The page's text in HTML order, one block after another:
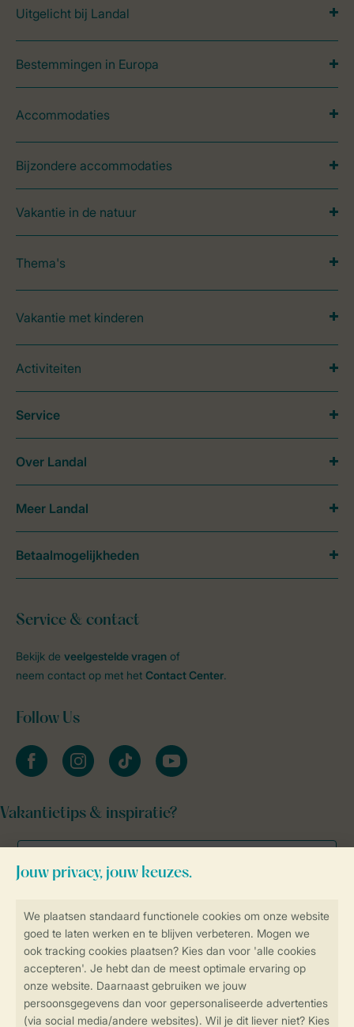
Veilig en snel online boeken
Veilige gegevensoverdracht
Veilige betaling
Uitgelicht bij Landal
Bestemmingen in Europa
Accommodaties
Bijzondere accommodaties
Vakantie in de natuur
Thema's
Vakantie met kinderen
Activiteiten
Service & contact
Bekijk de veelgestelde vragen of
neem contact op met het Contact Center.
Follow Us
facebookinstagramtiktok youtube
Vakantietips & inspiratie?
Service
Over Landal
Meer Landal
Betaalmogelijkheden